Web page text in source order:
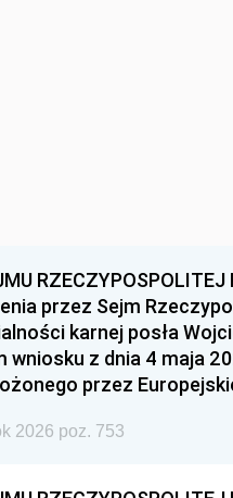
przez Sejm
karnej posła
wniosku z dnia 4 maja
przez
2026 poz. 753